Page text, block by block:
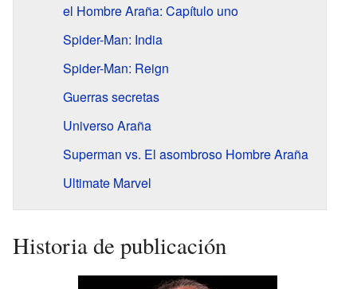
el Hombre Araña: Capítulo uno
Spider-Man: India
Spider-Man: Reign
Guerras secretas
Universo Araña
Superman vs. El asombroso Hombre Araña
Ultimate Marvel
Historia de publicación